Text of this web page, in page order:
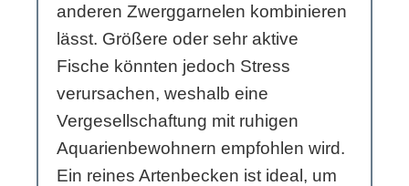
anderen Zwerggarnelen kombinieren
lässt. Größere oder sehr aktive
Fische könnten jedoch Stress
verursachen, weshalb eine
Vergesellschaftung mit ruhigen
Aquarienbewohnern empfohlen wird.
Ein reines Artenbecken ist ideal, um